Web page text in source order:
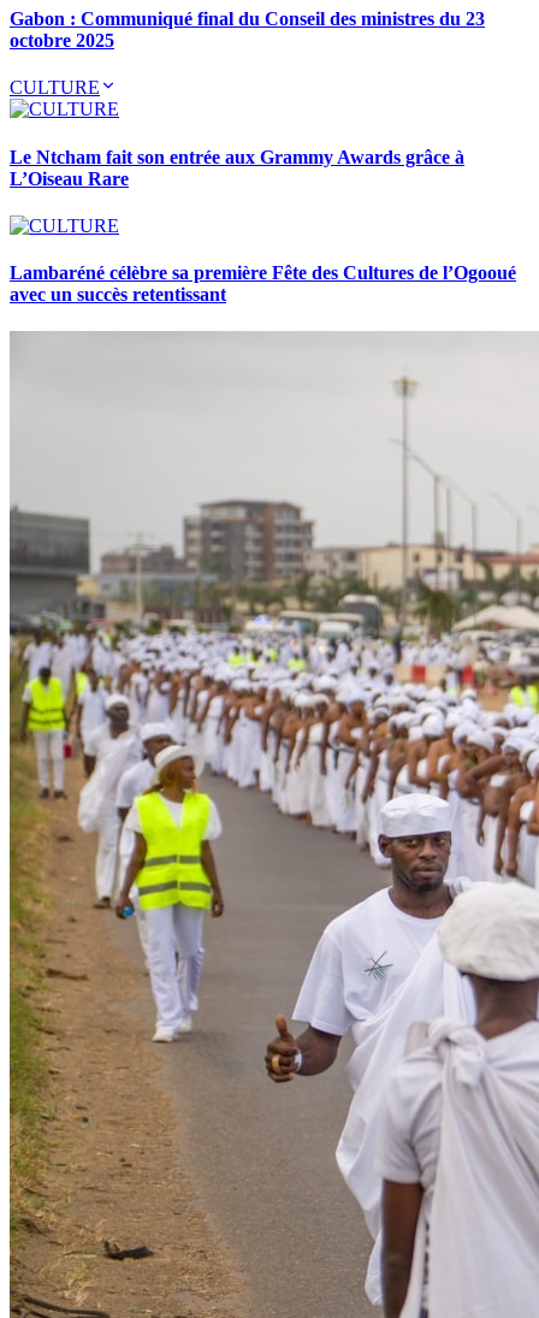
Gabon : Communiqué final du Conseil des ministres du 23
octobre 2025
CULTURE
Le Ntcham fait son entrée aux Grammy Awards grâce à
L’Oiseau Rare
Lambaréné célèbre sa première Fête des Cultures de l’Ogooué
avec un succès retentissant